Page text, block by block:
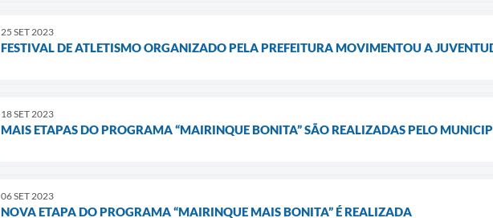
25 SET 2023
FESTIVAL DE ATLETISMO ORGANIZADO PELA PREFEITURA MOVIMENTOU A
18 SET 2023
MAIS ETAPAS DO PROGRAMA “MAIRINQUE BONITA” SÃO REALIZADAS PELO
06 SET 2023
NOVA ETAPA DO PROGRAMA “MAIRINQUE MAIS BONITA” É REALIZADA